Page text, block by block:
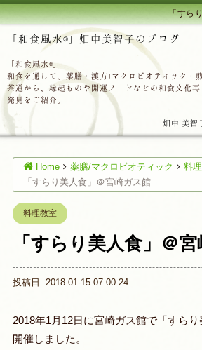
「すら
「和食風水®」畑中美智子のブログ
「和食風水®」
和食を通して、薬膳・漢方+マクロビオティック・煎
茶道から、縁起ものや開運フードなどの和食文化再
発見をご紹介。
畑中 美智
Home 薬膳/マクロビオティック
料
「すらり美人食」＠宮崎ガス館
料理教室
「すらり美人食」＠
投稿日: 2018-01-15 07:00:24
2018年1月12日に宮崎ガス館で「すら
開催しました。